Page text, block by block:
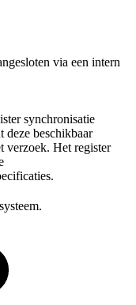
via een intern
synchronisatie
deze beschikbaar
verzoek. Het register